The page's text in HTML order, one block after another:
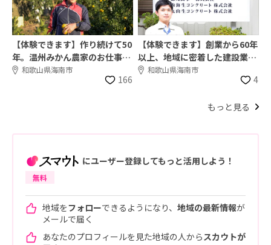
【体験できます】作り続けて50
年。温州みかん農家のお仕事体
験体験を募集！｜西岡農園
和歌山県海南市
166
【体験できます】創業から60年
以上、地域に密着した建設業の
お仕事体験募集｜株式会社 丸山
和歌山県海南市
4
もっと見る
にユーザー登録してもっと活用しよう！
無料
地域をフォローできるようになり、 地域の最新情報が
メールで届く
あなたのプロフィールを見た地域の人から スカウトが